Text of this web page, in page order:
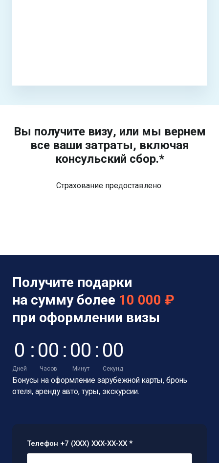
Вы получите визу, или мы вернем
все ваши затраты, включая
консульский сбор.*
Страхование предоставлено:
Получите подарки
на сумму более 10 000 ₽
при оформлении визы
0
Дней
: 00
Часов
: 00
Минут
: 00
Секунд
Бонусы на оформление зарубежной карты, бронь
отеля, аренду авто, туры, экскурсии.
Телефон +7 (XXX) XXX-XX-XX *